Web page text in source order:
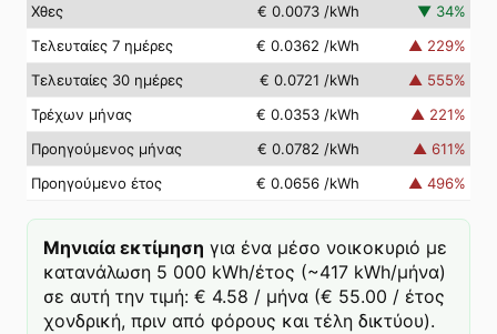
Χθες
€ 0.0073 /kWh ▼ 34%
Τελευταίες 7 ημέρες
€ 0.0362 /kWh ▲ 229%
Τελευταίες 30 ημέρες
€ 0.0721 /kWh ▲ 555%
Τρέχων μήνας
€ 0.0353 /kWh ▲ 221%
Προηγούμενος μήνας
€ 0.0782 /kWh ▲ 611%
Προηγούμενο έτος
€ 0.0656 /kWh ▲ 496%
Μηνιαία εκτίμηση για ένα μέσο νοικοκυριό με
κατανάλωση 5 000 kWh/έτος (~417 kWh/μήνα)
σε αυτή την τιμή: € 4.58 / μήνα (€ 55.00 / έτος
χονδρική, πριν από φόρους και τέλη δικτύου).